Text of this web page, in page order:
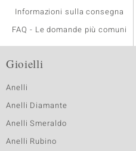
Informazioni sulla consegna
FAQ - Le domande più comuni
Gioielli
Anelli
Anelli Diamante
Anelli Smeraldo
Anelli Rubino